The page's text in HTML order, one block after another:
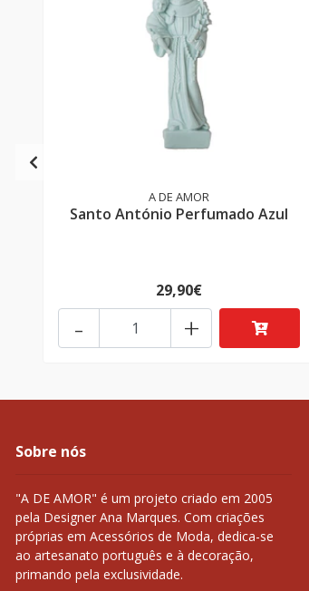
A DE AMOR
Santo António Perfumado Azul
29,90€
+
-
Sobre nós
"A DE AMOR" é um projeto criado em 2005
pela Designer Ana Marques. Com criações
próprias em Acessórios de Moda, dedica-se
ao artesanato português e à decoração,
primando pela exclusividade.